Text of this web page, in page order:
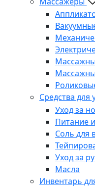
Средства для
Уход за
Питание
Соль для
Уход за
Масла
Инвентарь